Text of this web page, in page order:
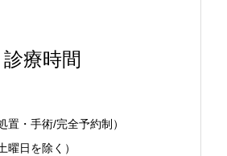
診療時間
置・手術/完全予約制）
曜日を除く）